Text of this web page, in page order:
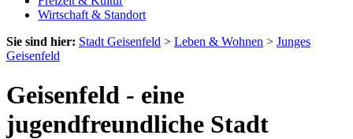
Wirtschaft & Standort
Sie sind hier: Stadt Geisenfeld > Leben & Wohnen > Junges
Geisenfeld
Geisenfeld - eine
jugendfreundliche Stadt